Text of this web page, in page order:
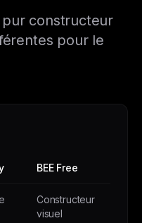
constructeur
pour le
BEE Free
Constructeur
visuel